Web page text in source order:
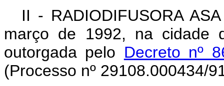
II - RADIODIFUSORA
março de 1992, na cidade
outorgada pelo Decreto nº
(Processo nº 29108.000434/